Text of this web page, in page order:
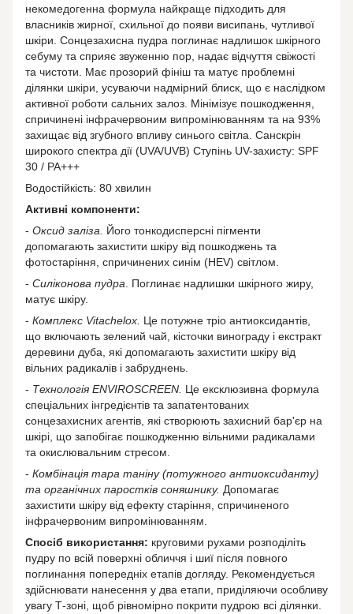
некомедогенна формула найкраще підходить для
власників жирної, схильної до появи висипань, чутливої ​​
шкіри. Сонцезахисна пудра поглинає надлишок шкірного
себуму та сприяє звуженню пор, надає відчуття свіжості
та чистоти. Має прозорий фініш та матує проблемні
ділянки шкіри, усуваючи надмірний блиск, що є наслідком
активної роботи сальних залоз. Мінімізує пошкодження,
спричинені інфрачервоним випромінюванням та на 93%
захищає від згубного впливу синього світла. Санскрін
широкого спектра дії (UVA/UVB) Ступінь UV-захисту: SPF
30 / PA+++
Водостійкість: 80 хвилин
Активні компоненти:
- Оксид заліза.
Його тонкодисперсні пігменти
допомагають захистити шкіру від пошкоджень та
фотостаріння, спричинених синім (HEV) світлом.
- Силіконова пудра . Поглинає надлишки шкірного жиру,
матує шкіру.
- Комплекс Vitachelox. Це потужне тріо антиоксидантів,
що включають зелений чай, кісточки винограду і екстракт
деревини дуба, які допомагають захистити шкіру від
вільних радикалів і забруднень.
- Технологія ENVIROSCREEN. Це ексклюзивна формула
спеціальних інгредієнтів та запатентованих
сонцезахисних агентів, які створюють захисний бар'єр на
шкірі, що запобігає пошкодженню вільними радикалами
та окислювальним стресом.
- Комбінація тара таніну (потужного антиоксиданту)
та органічних паростків соняшнику. Допомагає
захистити шкіру від ефекту старіння, спричиненого
інфрачервоним випромінюванням.
Спосіб використання: круговими рухами розподіліть
пудру по всій поверхні обличчя і шиї після повного
поглинання попередніх етапів догляду. Рекомендується
здійснювати нанесення у два етапи, приділяючи особливу
увагу Т-зоні, щоб рівномірно покрити пудрою всі ділянки.